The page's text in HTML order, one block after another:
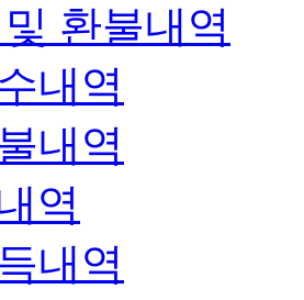
환불내역
내역
내역
역
내역